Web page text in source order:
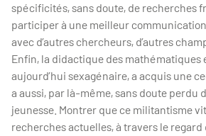
spécificités, sans doute, de recherches
participer à une meilleur
avec d’autres chercheurs, d’autres
Enfin, la didactique des mathématiques
aujourd’hui sexagénaire, a acquis une
a aussi, par là-même, sans doute perdu
jeunesse. Montrer que ce militantisme
recherches actuelles, à travers le